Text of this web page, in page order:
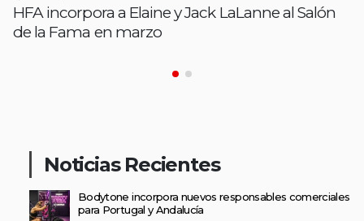
HFA incorpora a Elaine y Jack LaLanne al Salón
de la Fama en marzo
Noticias Recientes
Bodytone incorpora nuevos responsables comerciales
para Portugal y Andalucía